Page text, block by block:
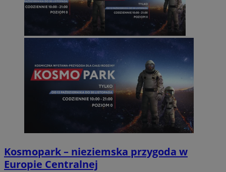
Kosmopark – nieziemska przygoda w
Europie Centralnej